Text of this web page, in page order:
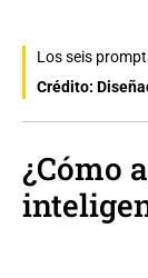
Los seis
Crédito:
¿Cómo